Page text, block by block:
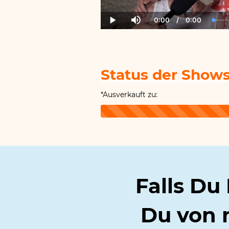
Play Mute
Current
Time
0:00 / Duration
0:00
Status der
*Ausverkauft zu:
Falls
Du von